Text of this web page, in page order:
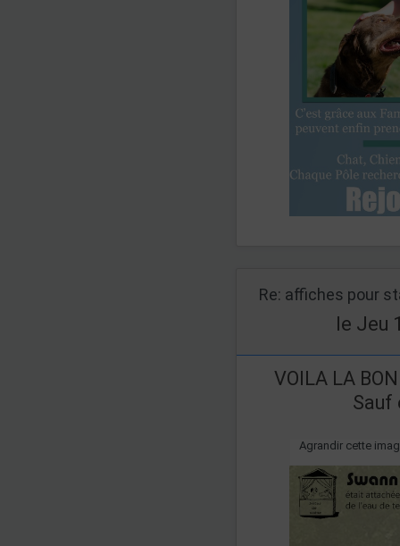
Re: affiches pour
le Jeu
VOILA LA
Sauf
Agrandir cette